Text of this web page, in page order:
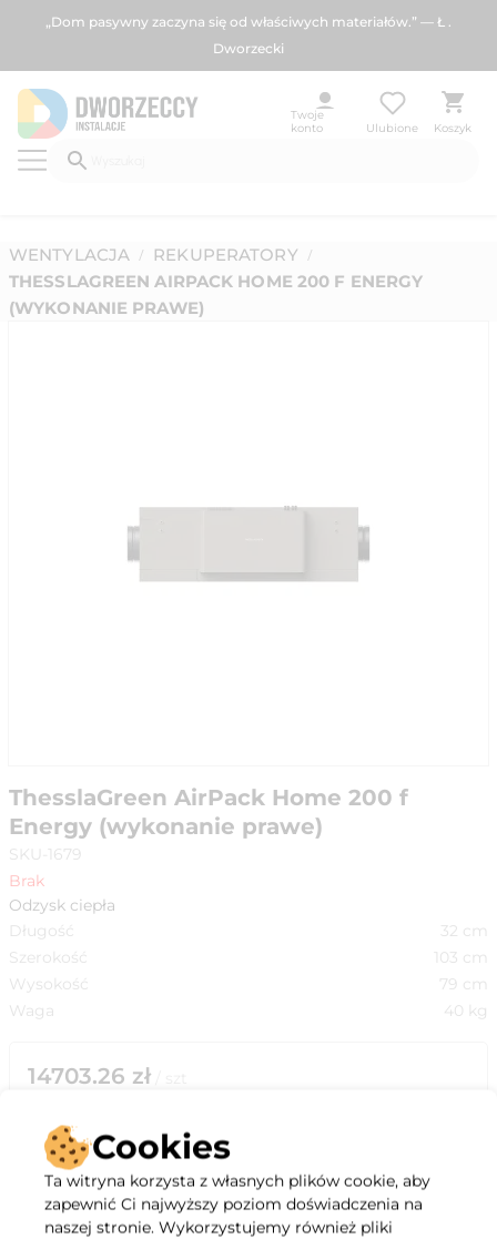
„Dom pasywny zaczyna się od właściwych materiałów.” — Ł .
Dworzecki
Twoje
konto
Ulubione Koszyk
WENTYLACJA / REKUPERATORY /
THESSLAGREEN AIRPACK HOME 200 F ENERGY
(WYKONANIE PRAWE)
ThesslaGreen AirPack Home 200 f
Energy (wykonanie prawe)
SKU-1679
Brak
Odzysk ciepła
Długość
32 cm
Szerokość
103 cm
Wysokość
79 cm
Waga
40 kg
14703.26 zł
Cookies
Ta witryna korzysta z własnych plików cookie, aby
zapewnić Ci najwyższy poziom doświadczenia na
naszej stronie. Wykorzystujemy również pliki